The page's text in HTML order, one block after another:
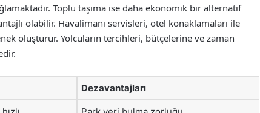
Toplu taşıma ise daha ekonomik bir alternatif
olabilir. Havalimanı servisleri, otel konaklamaları ile
oluşturur. Yolcuların tercihleri, bütçelerine ve zaman
Dezavantajları